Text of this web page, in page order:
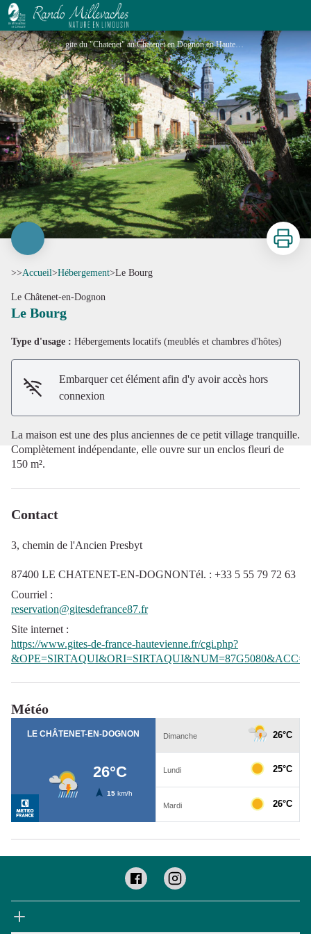
Le Bourg
gite du "Chatenet" au Chatenet en Dognon en Haute-Vienne (Limousin)_1 - Gîtes de France® Haute-Vienne
Voir l'image en plein écran
Imprimer
>>Accueil>Hébergement>Le Bourg
Le Châtenet-en-Dognon
Le Bourg
Type d'usage : Hébergements locatifs (meublés et chambres d'hôtes)
Embarquer cet élément afin d'y avoir accès hors
connexion
La maison est une des plus anciennes de ce petit village tranquille.
Complètement indépendante, elle ouvre sur un enclos fleuri de
150 m².
Contact
3, chemin de l'Ancien Presbyt
87400 LE CHATENET-EN-DOGNONTél. : +33 5 55 79 72 63
Courriel :
reservation@gitesdefrance87.fr
Site internet :
https://www.gites-de-france-hautevienne.fr/cgi.php?
Météo